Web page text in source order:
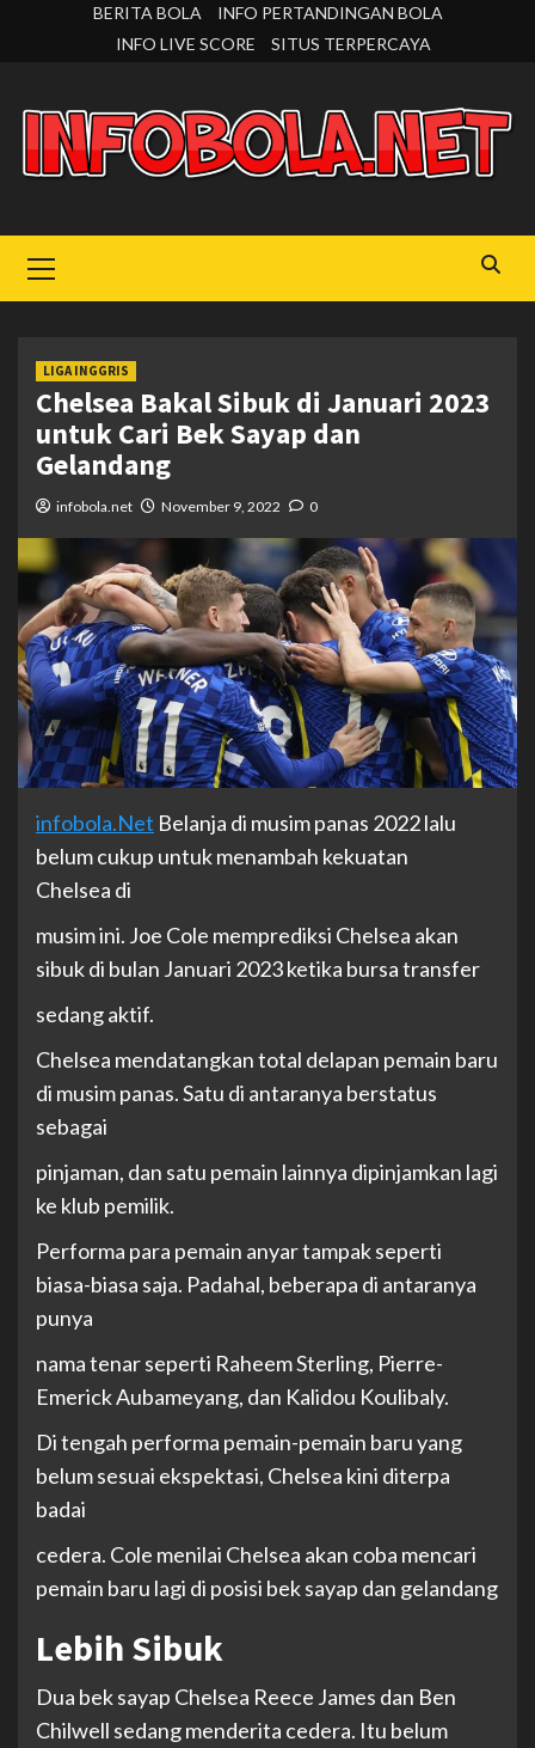
BERITA BOLA
INFO PERTANDINGAN BOLA
INFO LIVE SCORE
SITUS TERPERCAYA
Menu
LIGA INGGRIS
Chelsea Bakal Sibuk di Januari 2023
untuk Cari Bek Sayap dan
Gelandang
infobola.net November 9, 2022 0
infobola.Net Belanja di musim panas 2022 lalu
belum cukup untuk menambah kekuatan
Chelsea di
musim ini. Joe Cole memprediksi Chelsea akan
sibuk di bulan Januari 2023 ketika bursa transfer
sedang aktif.
Chelsea mendatangkan total delapan pemain baru
di musim panas. Satu di antaranya berstatus
sebagai
pinjaman, dan satu pemain lainnya dipinjamkan lagi
ke klub pemilik.
Performa para pemain anyar tampak seperti
biasa-biasa saja. Padahal, beberapa di antaranya
punya
nama tenar seperti Raheem Sterling, Pierre-
Emerick Aubameyang, dan Kalidou Koulibaly.
Di tengah performa pemain-pemain baru yang
belum sesuai ekspektasi, Chelsea kini diterpa
badai
cedera. Cole menilai Chelsea akan coba mencari
pemain baru lagi di posisi bek sayap dan gelandang
Lebih Sibuk
Dua bek sayap Chelsea Reece James dan Ben
Chilwell sedang menderita cedera. Itu belum